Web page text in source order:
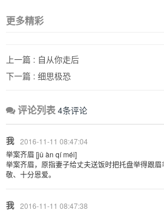
更多精彩
上一篇 : 自从你走后
下一篇 : 细思极恐
评论列表 4条评论
我 2016-11-11 08:47:04
举案齐眉 [jǔ àn qí méi]
举案齐眉，原指妻子给丈夫送饭时把托盘举得跟
敬、十分恩爱。
我 2016-11-11 08:47:38